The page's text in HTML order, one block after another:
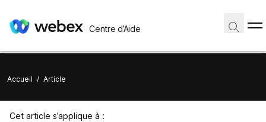
Centre d’Aide
Accueil / Article
Cet article s’applique à :